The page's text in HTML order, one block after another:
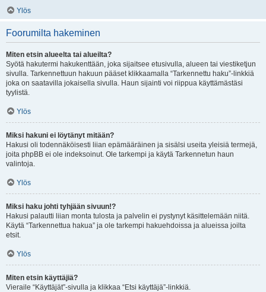
Ylös
Foorumilta hakeminen
Miten etsin alueelta tai alueilta?
Syötä hakutermi hakukenttään, joka sijaitsee etusivulla, alueen tai viestiketjun
sivulla. Tarkennettuun hakuun pääset klikkaamalla “Tarkennettu haku”-linkkiä
joka on saatavilla jokaisella sivulla. Haun sijainti voi riippua käyttämästäsi
tyylistä.
Ylös
Miksi hakuni ei löytänyt mitään?
Hakusi oli todennäköisesti liian epämääräinen ja sisälsi useita yleisiä termejä,
joita phpBB ei ole indeksoinut. Ole tarkempi ja käytä Tarkennetun haun
valintoja.
Ylös
Miksi haku johti tyhjään sivuun!?
Hakusi palautti liian monta tulosta ja palvelin ei pystynyt käsittelemään niitä.
Käytä “Tarkennettua hakua” ja ole tarkempi hakuehdoissa ja alueissa joilta
etsit.
Ylös
Miten etsin käyttäjiä?
Vieraile “Käyttäjät”-sivulla ja klikkaa “Etsi käyttäjä”-linkkiä.